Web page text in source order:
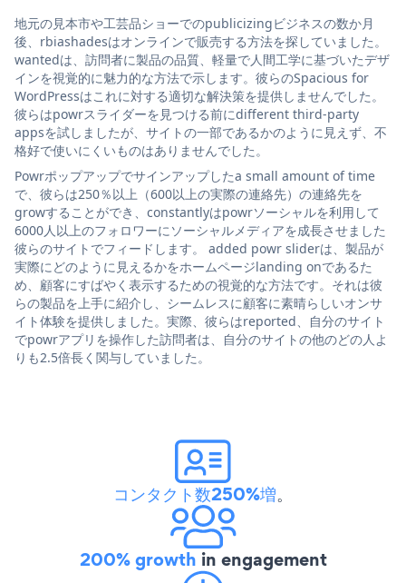
地元の見本市や工芸品ショーでのpublicizingビジネスの数か月
後、rbiashadesはオンラインで販売する方法を探していました。
wantedは、訪問者に製品の品質、軽量で人間工学に基づいたデザ
インを視覚的に魅力的な方法で示します。彼らのSpacious for
WordPressはこれに対する適切な解決策を提供しませんでした。
彼らはpowrスライダーを見つける前にdifferent third-party
appsを試しましたが、サイトの一部であるかのように見えず、不
格好で使いにくいものはありませんでした。
Powrポップアップでサインアップしたa small amount of time
で、彼らは250％以上（600以上の実際の連絡先）の連絡先を
growすることができ、constantlyはpowrソーシャルを利用して
6000人以上のフォロワーにソーシャルメディアを成長させました
彼らのサイトでフィードします。 added powr sliderは、製品が
実際にどのように見えるかをホームページlanding onであるた
め、顧客にすばやく表示するための視覚的な方法です。それは彼
らの製品を上手に紹介し、シームレスに顧客に素晴らしいオンサ
イト体験を提供しました。実際、彼らはreported、自分のサイト
でpowrアプリを操作した訪問者は、自分のサイトの他のどの人よ
りも2.5倍長く関与していました。
コンタクト数250%増。
200% growth in engagement